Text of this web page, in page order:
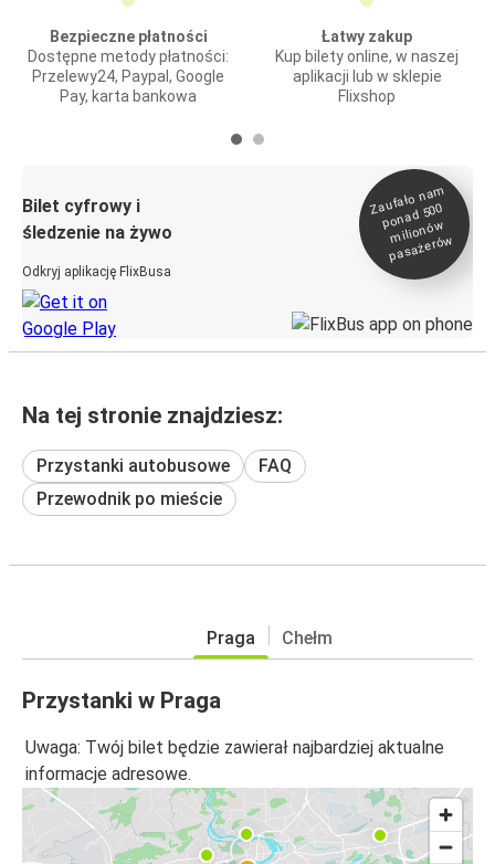
Bezpieczne płatności
Dostępne metody płatności:
Przelewy24, Paypal, Google
Pay, karta bankowa
Łatwy zakup
Kup bilety online, w naszej
aplikacji lub w sklepie
Flixshop
Bilet cyfrowy i
śledzenie na żywo
Odkryj aplikację FlixBusa
Zaufało na
m
ponad 500
milionó
w
pasażeró
w
Na tej stronie znajdziesz:
Przystanki autobusowe
FAQ
Przewodnik po mieście
Praga Chełm
Przystanki w Praga
Uwaga: Twój bilet będzie zawierał najbardziej aktualne
informacje adresowe.